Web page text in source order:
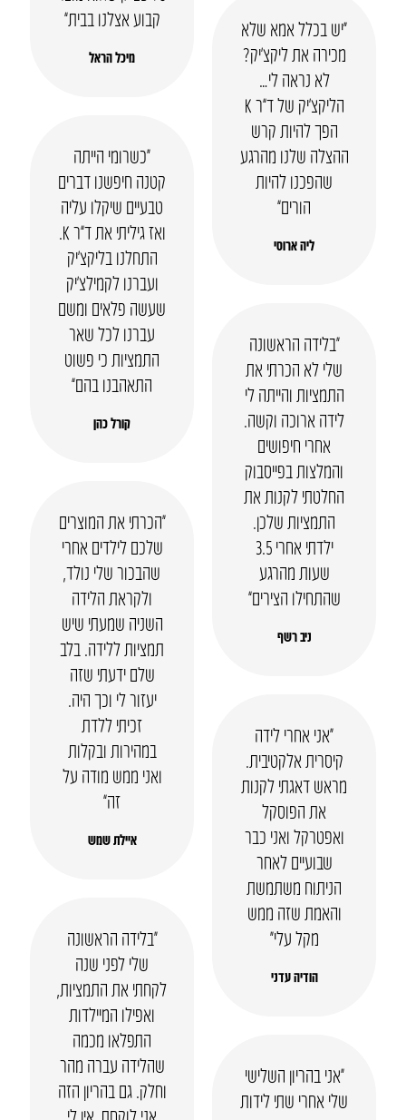
קבוע אצלנו בבית”
מיכל הראל
“יש בכלל אמא שלא
מכירה את ליקצ’יק?
לא נראה לי…
הליקצ’יק של ד”ר K
הפך להיות קרש
ההצלה שלנו מהרגע
שהפכנו להיות
הורים”
ליה ארוסי
“כשרומי הייתה
קטנה חיפשנו דברים
טבעיים שיקלו עליה
התחלנו בליקצ’יק
ועברנו לקמילצ’יק
שעשה פלאים ומשם
עברנו לכל שאר
התמציות כי פשוט
התאהבנו בהם”
קורל כהן
“בלידה הראשונה
שלי לא הכרתי את
התמציות והייתה לי
לידה ארוכה וקשה.
אחרי חיפושים
והמלצות בפייסבוק
החלטתי לקנות את
התמציות שלכן.
ילדתי אחרי 3.5
שעות מהרגע
שהתחילו הצירים”
ניב רשף
“הכרתי את המוצרים
שלכם לילדים אחרי
שהבכור שלי נולד,
ולקראת הלידה
השניה שמעתי שיש
תמציות ללידה. בלב
שלם ידעתי שזה
יעזור לי וכך היה.
זכיתי ללדת
במהירות ובקלות
ואני ממש מודה על
זה”
איילת שמש
“אני אחרי לידה
קיסרית אלקטיבית.
מראש דאגתי לקנות
את הפוסקל
ואפטרקל ואני כבר
שבועיים לאחר
הניתוח משתמשת
והאמת שזה ממש
מקל עלי״
הודיה עדני
“בלידה הראשונה
שלי לפני שנה
לקחתי את התמציות,
ואפילו המיילדות
התפלאו מכמה
שהלידה עברה מהר
וחלק. גם בהריון הזה
“אני בהריון השלישי
שלי אחרי שתי לידות